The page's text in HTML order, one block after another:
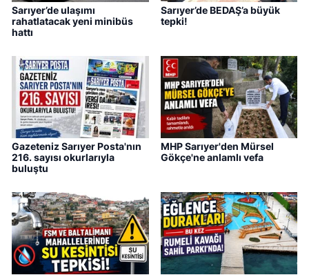
Sarıyer’de ulaşımı
rahatlatacak yeni minibüs
hattı
Sarıyer’de BEDAŞ’a büyük
tepki!
Gazeteniz Sarıyer Posta'nın
216. sayısı okurlarıyla
buluştu
MHP Sarıyer'den Mürsel
Gökçe'ne anlamlı vefa